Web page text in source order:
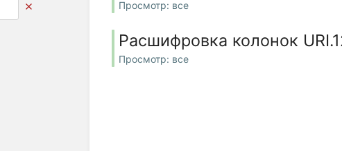
Просмотр: все
Расшифровка колонок
Просмотр: все